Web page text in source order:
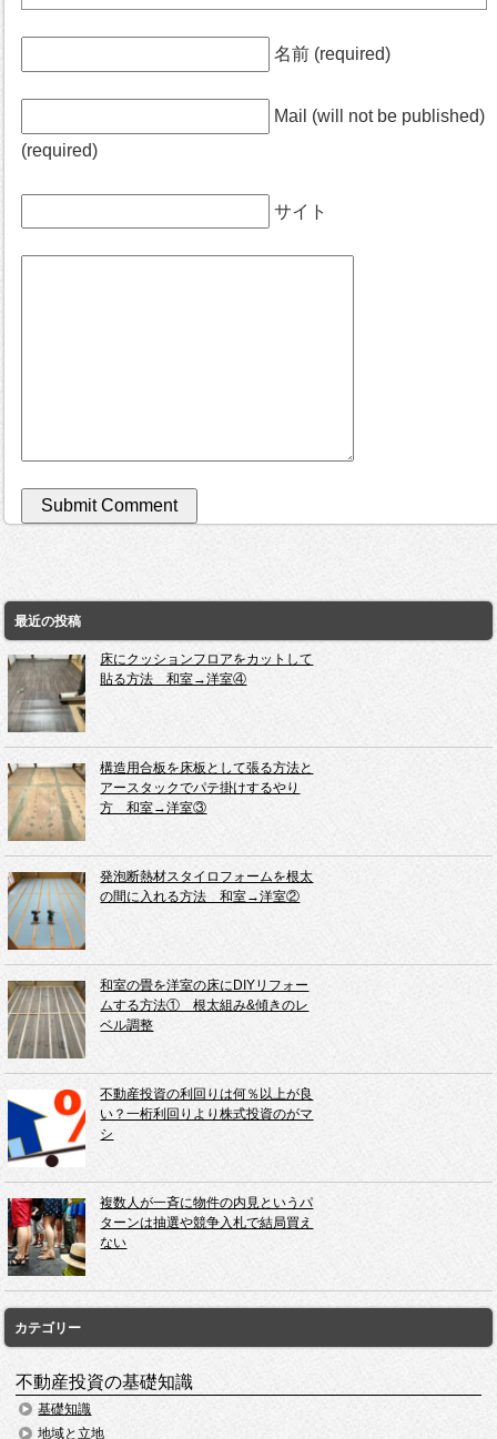
名前 (required)
Mail (will not be published)
(required)
サイト
最近の投稿
床にクッションフロアをカットして
貼る方法 和室→洋室④
構造用合板を床板として張る方法と
アースタックでパテ掛けするやり
方 和室→洋室③
発泡断熱材スタイロフォームを根太
の間に入れる方法 和室→洋室②
和室の畳を洋室の床にDIYリフォー
ムする方法① 根太組み&傾きのレ
ベル調整
不動産投資の利回りは何％以上が良
い？一桁利回りより株式投資のがマ
シ
複数人が一斉に物件の内見というパ
ターンは抽選や競争入札で結局買え
ない
カテゴリー
不動産投資の基礎知識
基礎知識
地域と立地